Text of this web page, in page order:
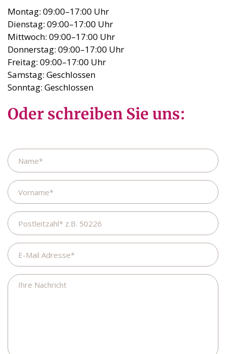
Montag: 09:00–17:00 Uhr
Dienstag: 09:00–17:00 Uhr
Mittwoch: 09:00–17:00 Uhr
Donnerstag: 09:00–17:00 Uhr
Freitag: 09:00–17:00 Uhr
Samstag: Geschlossen
Sonntag: Geschlossen
Oder schreiben Sie uns:
Name
Vorname
Postleitzahl
E-
Mail
Adresse
Ihre
Nachricht